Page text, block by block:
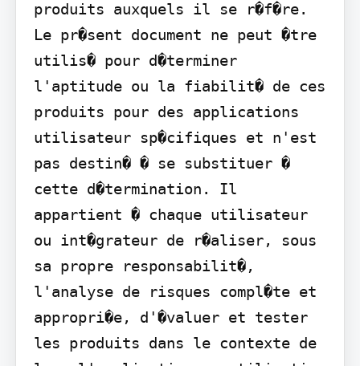
produits auxquels il se r�f�re.
Le pr�sent document ne peut �tre
utilis� pour d�terminer
l'aptitude ou la fiabilit� de ces
produits pour des applications
utilisateur sp�cifiques et n'est
pas destin� � se substituer �
cette d�termination. Il
appartient � chaque utilisateur
ou int�grateur de r�aliser, sous
sa propre responsabilit�,
l'analyse de risques compl�te et
appropri�e, d'�valuer et tester
les produits dans le contexte de